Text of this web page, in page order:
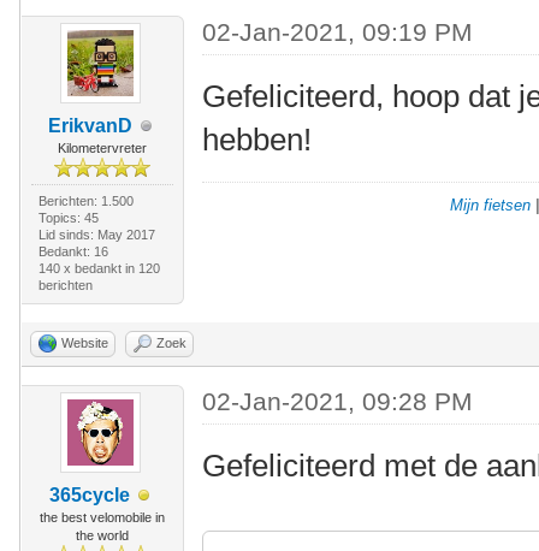
ErikvanD
Kilometervreter
Berichten: 1.500
Topics: 45
Lid sinds: May 2017
Bedankt: 16
140 x bedankt in 120
berichten
02-Jan-2021, 09:19 PM
Gefeliciteerd, hoop dat
hebben!
Mijn fietsen
Website Zoek
365cycle
the best velomobile in
the world
02-Jan-2021, 09:28 PM
Gefeliciteerd met de